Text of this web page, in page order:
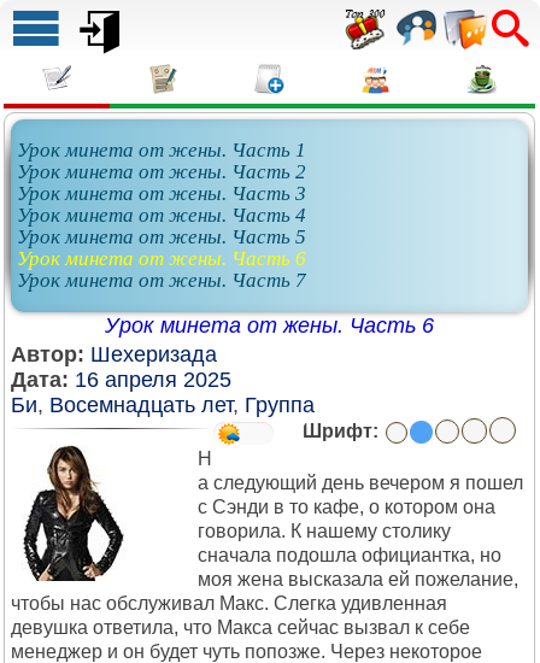
Урок минета от жены. Часть 1
Урок минета от жены. Часть 2
Урок минета от жены. Часть 3
Урок минета от жены. Часть 4
Урок минета от жены. Часть 5
Урок минета от жены. Часть 6
Урок минета от жены. Часть 7
Урок минета от жены. Часть 6
Автор: Шехеризада
Дата: 16 апреля 2025
Би, Восемнадцать лет, Группа
Шрифт:
Н
а следующий день вечером я пошел
с Сэнди в то кафе, о котором она
говорила. К нашему столику
сначала подошла официантка, но
моя жена высказала ей пожелание,
чтобы нас обслуживал Макс. Слегка удивленная
девушка ответила, что Макса сейчас вызвал к себе
менеджер и он будет чуть попозже. Через некоторое